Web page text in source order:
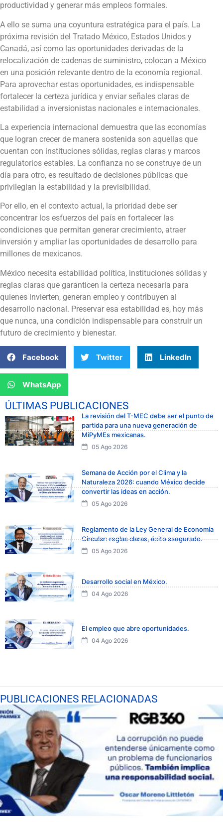
productividad y generar más empleos formales.
A ello se suma una coyuntura estratégica para el país. La
próxima revisión del Tratado México, Estados Unidos y
Canadá, así como las oportunidades derivadas de la
relocalización de cadenas de suministro, colocan a México
en una posición relevante dentro de la economía regional.
Para aprovechar estas oportunidades, es indispensable
fortalecer la certeza jurídica y enviar señales claras de
estabilidad a inversionistas nacionales e internacionales.
La experiencia internacional demuestra que las economías
que logran crecer de manera sostenida son aquellas que
cuentan con instituciones sólidas, reglas claras y marcos
regulatorios estables. La confianza no se construye de un
día para otro, es resultado de decisiones públicas que
privilegian la estabilidad y la previsibilidad.
Por ello, en el contexto actual, la prioridad debe ser
concentrar los esfuerzos del país en fortalecer las
condiciones que permitan generar crecimiento, atraer
inversión y ampliar las oportunidades de desarrollo para
millones de mexicanos.
México necesita estabilidad política, instituciones sólidas y
reglas claras que garanticen la certeza necesaria para
quienes invierten, generan empleo y contribuyen al
desarrollo nacional. Preservar esa estabilidad es, hoy más
que nunca, una condición indispensable para construir un
futuro de crecimiento y bienestar.
Facebook Twitter LinkedIn
WhatsApp
ÚLTIMAS PUBLICACIONES
La revisión del T-MEC debe ser el punto de
partida para una nueva generación de
MiPyMEs mexicanas.
05 Ago 2026
Semana de Acción por el Clima y la
Naturaleza 2026: cuando México decide
convertir las ideas en acción.
05 Ago 2026
Reglamento de la Ley General de Economía
Circular: reglas claras, éxito asegurado.
05 Ago 2026
Desarrollo social en México.
04 Ago 2026
El empleo que abre oportunidades.
04 Ago 2026
PUBLICACIONES RELACIONADAS